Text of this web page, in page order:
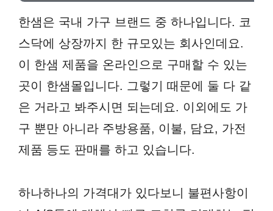
한샘은 국내 가구 브랜드 중 하나입니다. 코
스닥에 상장까지 한 규모있는 회사인데요.
이 한샘 제품을 온라인으로 구매할 수 있는
곳이 한샘몰입니다. 그렇기 때문에 둘 다 같
은 거라고 봐주시면 되는데요. 이외에도 가
구 뿐만 아니라 주방용품, 이불, 담요, 가전
제품 등도 판매를 하고 있습니다.
하나하나의 가격대가 있다보니 불편사항이